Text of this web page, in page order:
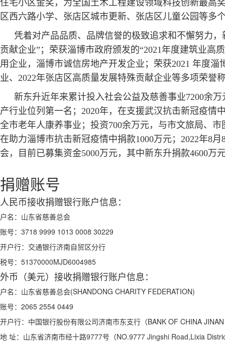
住宅小区金奖，为全国土木工程建设领域科技创新最高
区西六路小学、张店区城市更新、张店区儿童公园等多
凭着对产品品质、品牌信誉的极致追求和不懈努力
贡献企业”；荣获淄博市政府颁发的“2021年度建筑业
用企业，淄博市诚信房地产开发企业；荣获2021 年度
业、2022年张店区高质量发展特殊贡献企业等多项荣誉
新东升近年来累计投入社会公益及慈善事业7200余
产行业位列第一名；2020年，在支援武汉抗击新冠疫情
全市老年人康养事业；投资700余万元，与市文旅局、
在助力淄博市抗击新冠疫情中捐款1000万元；2022年8
会，目前已募集资金5000万元，其中新东升捐款4600万
捐赠账号
人民币接收捐赠银行账户信息：
户名： 山东省慈善总会
账号： 3718 9999 1013 0008 30229
开户行： 交通银行济南自贸区分行
税号： 51370000MJD6004985
外币（美元）接收捐赠银行账户信息：
户名： 山东省慈善总会(SHANDONG CHARITY FEDERATION)
账号： 2065 2554 0449
开户行： 中国银行股份有限公司济南市东支行（BANK OF CHINA
地 址： 山东省济南市经十路9777号（NO.9777 Jingshi Road,Lixia